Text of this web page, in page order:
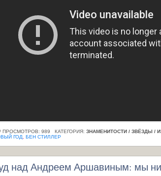
ПРОСМОТРОВ: 989 КАТЕГОРИЯ: ЗНАМЕНИТОСТИ / ЗВЁЗДЫ /
ГОД
БЕН СТИЛЛЕР
над Андреем Аршавиным: мы